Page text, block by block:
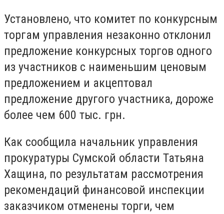
Установлено, что комитет по конкурсным
торгам управления незаконно отклонил
предложение конкурсных торгов одного
из участников с наименьшим ценовым
предложением и акцептовал
предложение другого участника, дороже
более чем 600 тыс. грн.
Как сообщила начальник управления
прокуратуры Сумской области Татьяна
Хащина, по результатам рассмотрения
рекомендаций финансовой инспекции
заказчиком отменены торги, чем